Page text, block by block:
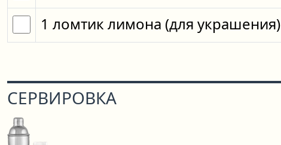
1 ломтик лимона (для украшения)
СЕРВИРОВКА